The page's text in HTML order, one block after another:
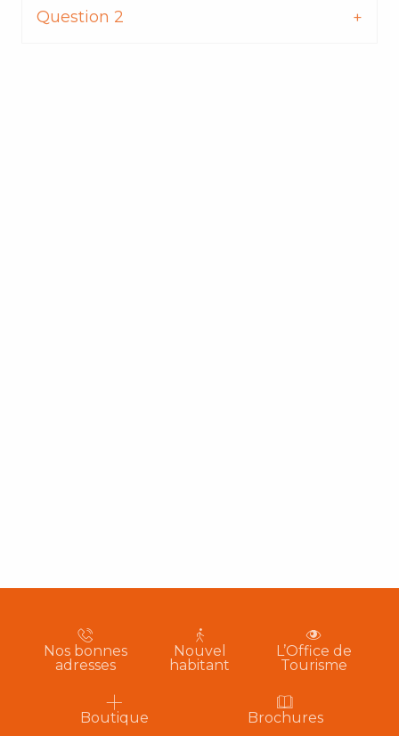
Question 2
Nos bonnes
adresses
Nouvel
habitant
L’Office de
Tourisme
Boutique Brochures